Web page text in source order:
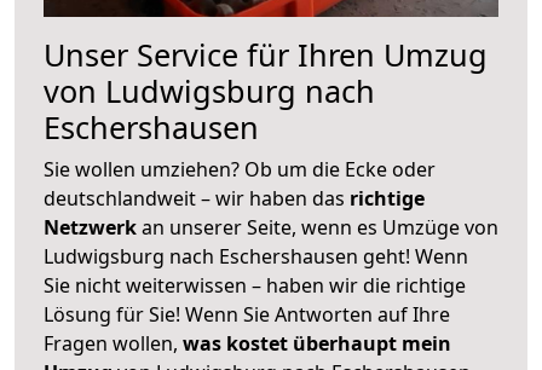
Unser Service für Ihren Umzug
von Ludwigsburg nach
Eschershausen
Sie wollen umziehen? Ob um die Ecke oder
deutschlandweit – wir haben das richtige
Netzwerkan unserer Seite, wenn es Umzüge von
Ludwigsburg nach Eschershausen geht! Wenn
Sie nicht weiterwissen – haben wir die richtige
Lösung für Sie! Wenn Sie Antworten auf Ihre
Fragen wollen, was kostet überhaupt mein